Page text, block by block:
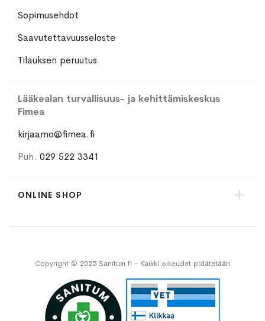
Sopimusehdot
Saavutettavuusseloste
Tilauksen peruutus
Lääkealan turvallisuus- ja kehittämiskeskus
Fimea
kirjaamo@fimea.fi
Puh. 029 522 3341
ONLINE SHOP
Copyright © 2025 Sanitum.fi - Kaikki oikeudet pidätetään